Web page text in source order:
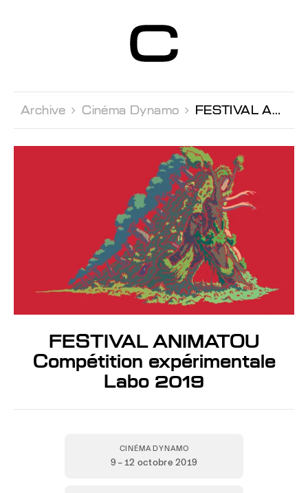
Contemporain
Genève
Archive  Cinéma Dynamo  FESTIVAL ANIMATOU Compétition expérimentale Labo 2019
FESTIVAL ANIMATOU
Compétition expérimentale
Labo 2019
CINÉMA DYNAMO
9 – 12 octobre 2019